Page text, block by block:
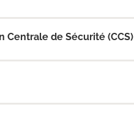
Centrale de Sécurité (CCS)